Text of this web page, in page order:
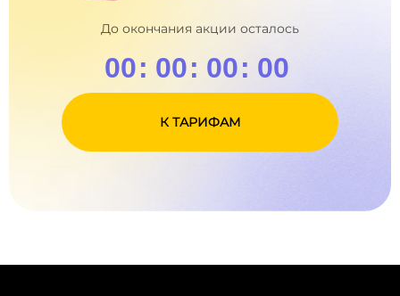
До окончания акции осталось
00: 00
01
02
05
: 00
01
02
04
: 00
02
05
К ТАРИФАМ